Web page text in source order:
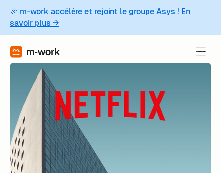
🎉 m-work accélère et rejoint le groupe Asys ! En
savoir plus →